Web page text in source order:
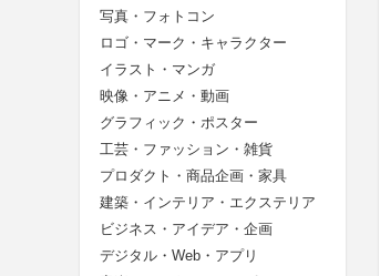
写真・フォトコン
ロゴ・マーク・キャラクター
イラスト・マンガ
映像・アニメ・動画
グラフィック・ポスター
工芸・ファッション・雑貨
プロダクト・商品企画・家具
建築・インテリア・エクステリア
ビジネス・アイデア・企画
デジタル・Web・アプリ